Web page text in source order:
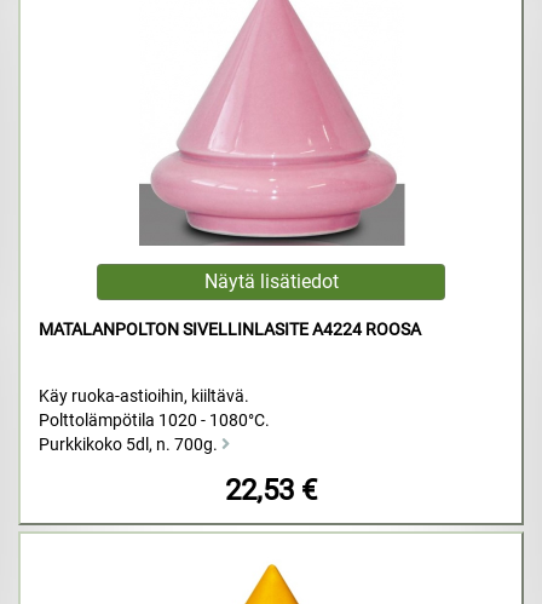
MATALANPOLTON SIVELLINLASITE A4224 ROOSA
Käy ruoka-astioihin, kiiltävä.
Polttolämpötila 1020 - 1080°C.
Purkkikoko 5dl, n. 700g.
22,53 €